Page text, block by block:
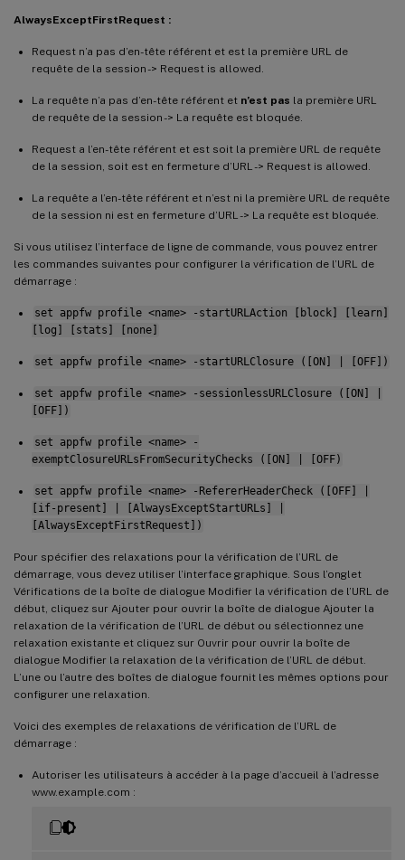
AlwaysExceptFirstRequest :
Request n’a pas d’en-tête référent et est la première URL de
requête de la session -> Request is allowed.
La requête n’a pas d’en-tête référent et n’est pas la première URL
de requête de la session -> La requête est bloquée.
Request a l’en-tête référent et est soit la première URL de requête
de la session, soit est en fermeture d’URL -> Request is allowed.
La requête a l’en-tête référent et n’est ni la première URL de requête
de la session ni est en fermeture d’URL -> La requête est bloquée.
Si vous utilisez l’interface de ligne de commande, vous pouvez entrer
les commandes suivantes pour configurer la vérification de l’URL de
démarrage :
set appfw profile <name> -startURLAction [block] [learn]
[log] [stats] [none]
set appfw profile <name> -startURLClosure ([ON] | [OFF])
set appfw profile <name> -sessionlessURLClosure ([ON] |
[OFF])
set appfw profile <name> -
exemptClosureURLsFromSecurityChecks ([ON] | [OFF)
set appfw profile <name> -RefererHeaderCheck ([OFF] |
[if-present] | [AlwaysExceptStartURLs] |
[AlwaysExceptFirstRequest])
Pour spécifier des relaxations pour la vérification de l’URL de
démarrage, vous devez utiliser l’interface graphique. Sous l’onglet
Vérifications de la boîte de dialogue Modifier la vérification de l’URL de
début, cliquez sur Ajouter pour ouvrir la boîte de dialogue Ajouter la
relaxation de la vérification de l’URL de début ou sélectionnez une
relaxation existante et cliquez sur Ouvrir pour ouvrir la boîte de
dialogue Modifier la relaxation de la vérification de l’URL de début.
L’une ou l’autre des boîtes de dialogue fournit les mêmes options pour
configurer une relaxation.
Voici des exemples de relaxations de vérification de l’URL de
démarrage :
Autoriser les utilisateurs à accéder à la page d’accueil à l’adresse
www.example.com :